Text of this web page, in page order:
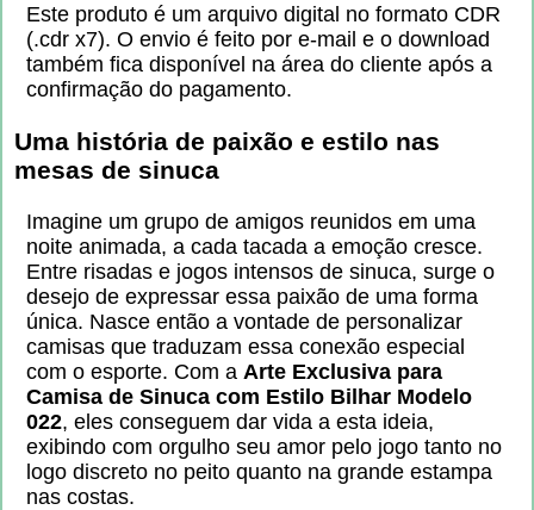
Este produto é um arquivo digital no formato CDR
(.cdr x7). O envio é feito por e-mail e o download
também fica disponível na área do cliente após a
confirmação do pagamento.
Uma história de paixão e estilo nas
mesas de sinuca
Imagine um grupo de amigos reunidos em uma
noite animada, a cada tacada a emoção cresce.
Entre risadas e jogos intensos de sinuca, surge o
desejo de expressar essa paixão de uma forma
única. Nasce então a vontade de personalizar
camisas que traduzam essa conexão especial
com o esporte. Com a Arte Exclusiva para
Camisa de Sinuca com Estilo Bilhar Modelo
022, eles conseguem dar vida a esta ideia,
exibindo com orgulho seu amor pelo jogo tanto no
logo discreto no peito quanto na grande estampa
nas costas.